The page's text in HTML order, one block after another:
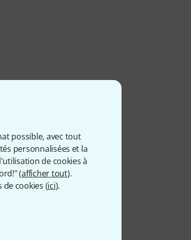
possible, avec tout
personnalisées et la
de cookies à
(afficher tout).
cookies (ici).